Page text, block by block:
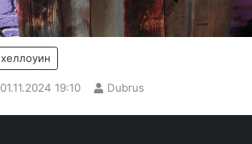
хеллоуин
01.11.2024 19:10 Dubrus